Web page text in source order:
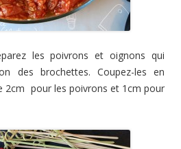
les poivrons et oignons qui
des brochettes. Coupez-les en
2cm pour les poivrons et 1cm pour